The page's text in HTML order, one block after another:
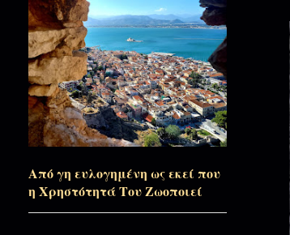
Σε μια κάρα όλη η
Θα έχει πολλές
Αυτή που την
Από γη ευλογημένη ως εκεί που
η Χρηστότητά Του Ζωοποιεί